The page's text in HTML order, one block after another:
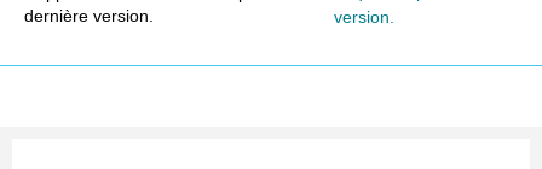
dernière version.
version.